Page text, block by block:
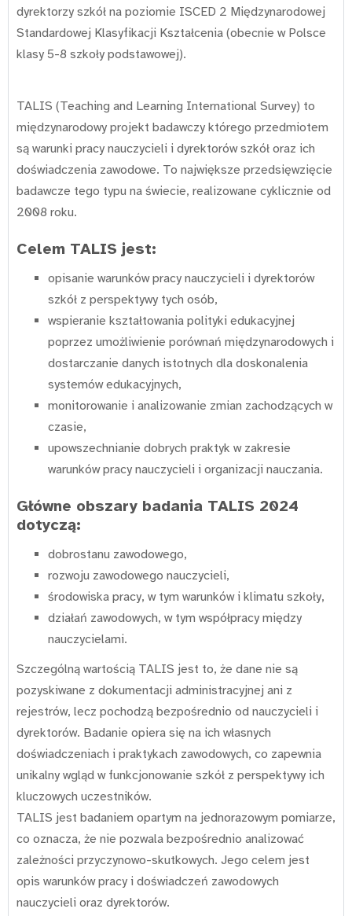
dyrektorzy szkół na poziomie ISCED 2 Międzynarodowej
Standardowej Klasyfikacji Kształcenia (obecnie w Polsce
klasy 5-8 szkoły podstawowej).
TALIS (Teaching and Learning International Survey) to
międzynarodowy projekt badawczy którego przedmiotem
są warunki pracy nauczycieli i dyrektorów szkół oraz ich
doświadczenia zawodowe. To największe przedsięwzięcie
badawcze tego typu na świecie, realizowane cyklicznie od
2008 roku.
Celem TALIS jest:
opisanie warunków pracy nauczycieli i dyrektorów
szkół z perspektywy tych osób,
wspieranie kształtowania polityki edukacyjnej
poprzez umożliwienie porównań międzynarodowych i
dostarczanie danych istotnych dla doskonalenia
systemów edukacyjnych,
monitorowanie i analizowanie zmian zachodzących w
czasie,
upowszechnianie dobrych praktyk w zakresie
warunków pracy nauczycieli i organizacji nauczania.
Główne obszary badania TALIS 2024
dotyczą:
dobrostanu zawodowego,
rozwoju zawodowego nauczycieli,
środowiska pracy, w tym warunków i klimatu szkoły,
działań zawodowych, w tym współpracy między
nauczycielami.
Szczególną wartością TALIS jest to, że dane nie są
pozyskiwane z dokumentacji administracyjnej ani z
rejestrów, lecz pochodzą bezpośrednio od nauczycieli i
dyrektorów. Badanie opiera się na ich własnych
doświadczeniach i praktykach zawodowych, co zapewnia
unikalny wgląd w funkcjonowanie szkół z perspektywy ich
kluczowych uczestników.
TALIS jest badaniem opartym na jednorazowym pomiarze,
co oznacza, że nie pozwala bezpośrednio analizować
zależności przyczynowo-skutkowych. Jego celem jest
opis warunków pracy i doświadczeń zawodowych
nauczycieli oraz dyrektorów.